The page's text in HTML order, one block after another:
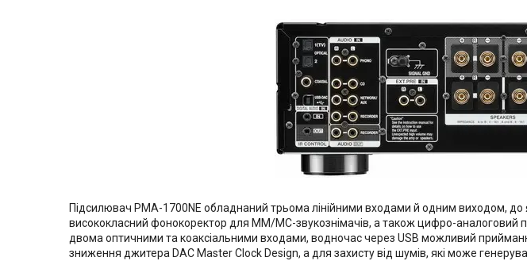
Підсилювач PMA-1700NE обладнаний трьома лінійними входами й одним виходом,
висококласний фонокоректор для MM/MC-звукознімачів, а також цифро-аналоговий
двома оптичними та коаксіальними входами, водночас через USB можливий
зниження джитера DAC Master Clock Design, а для захисту від шумів, які може